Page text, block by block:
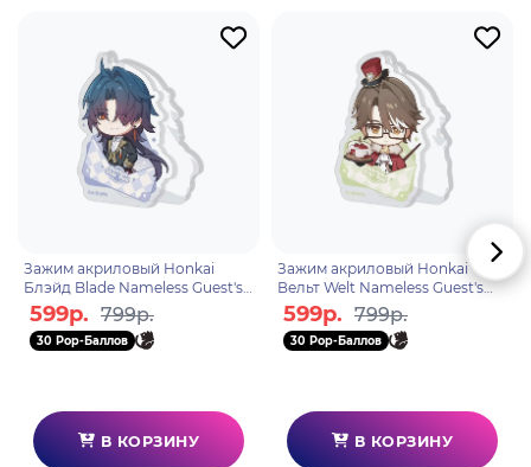
Сяньчжоу. Он предпочитает решить мелкие
проблемы заранее, чтобы они не превратились в
катастрофу. Благодаря своему подходу он долгое
время сохранял мир и покой на Лофу. В бою
генерал использует свою глефу и наносит
противникам электрический урон. Он получил от
Повелителя Небесной Дуги особого духа,
Зажим акриловый Honkai
Блэйд Blade Nameless Guest's
Medal Series 45561
599р. 799р.
30 Pop-Баллов
В КОРЗИНУ
Зажим акриловый Honkai
Вельт Welt Nameless Guest's
medal series 45547
599р. 799р.
30 Pop-Баллов
В КОРЗИНУ